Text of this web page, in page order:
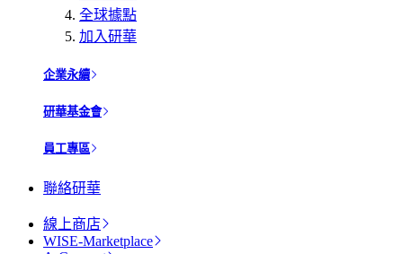
全球據點
加入研華
企業永續
研華基金會
員工專區
聯絡研華
線上商店
WISE-Marketplace